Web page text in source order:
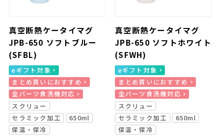
真空断熱ケータイマグ
JPB-650 ソフトブルー
(SFBL)
eギフト対象
まとめ買いにおすすめ
全パーツ食洗機対応
スクリュー
セラミック加工
650ml
保温・保冷
真空断熱ケータイマグ
JPB-650 ソフトホワイト
(SFWH)
eギフト対象
まとめ買いにおすすめ
全パーツ食洗機対応
スクリュー
セラミック加工
650ml
保温・保冷